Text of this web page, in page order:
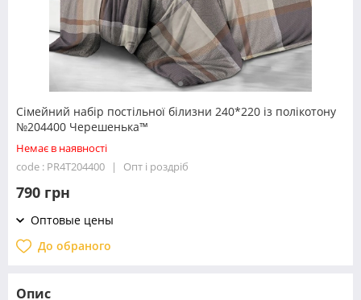
Сімейний набір постільної білизни 240*220 із полікотону
№204400 Черешенька™
Немає в наявності
code : PR4T204400
Опт і роздріб
790 грн
Оптовые цены
До обраного
Опис